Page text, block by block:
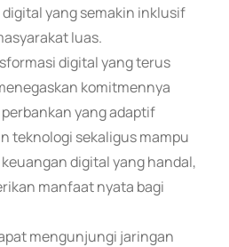
yang semakin inklusif
luas.
digital yang terus
komitmennya
yang adaptif
teknologi sekaligus mampu
digital yang handal,
manfaat nyata bagi
mengunjungi jaringan